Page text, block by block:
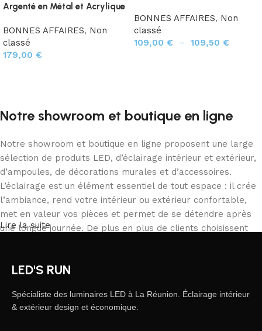
Argenté en Métal et Acrylique
BONNES AFFAIRES, Non
classé
179,00 €
BONNES AFFAIRES, Non
classé
109,00 € – 109,50 €
Notre showroom et boutique en ligne
Notre showroom et boutique en ligne proposent une large
sélection de produits LED, d’éclairage intérieur et extérieur,
d’ampoules, de décorations murales et d’accessoires.
L’éclairage est un élément essentiel de tout espace : il crée
l’ambiance, rend votre intérieur ou extérieur confortable,
met en valeur vos pièces et permet de se détendre après
une longue journée. De plus en plus de clients choisissent
correspond à leurs besoins. Notre catalogue inclut des
professionnels.
Lire la suite
LED'S RUN
Spécialiste des luminaires LED à La Réunion. Éclairage intérieur
& extérieur design et économique.